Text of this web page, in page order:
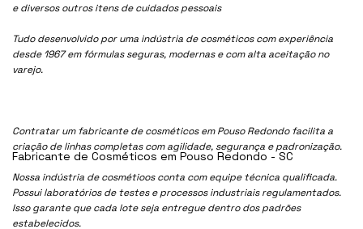
e diversos outros itens de cuidados pessoais
Tudo desenvolvido por uma indústria de cosméticos com experiência
desde 1967 em fórmulas seguras, modernas e com alta aceitação no
varejo.
Contratar um fabricante de cosméticos em Pouso Redondo facilita a
criação de linhas completas com agilidade, segurança e padronização.
Nossa indústria de cosmétioos conta com equipe técnica qualificada.
Possui laboratórios de testes e processos industriais regulamentados.
Isso garante que cada lote seja entregue dentro dos padrões
estabelecidos.
Fabricante de Cosméticos em Pouso Redondo - SC